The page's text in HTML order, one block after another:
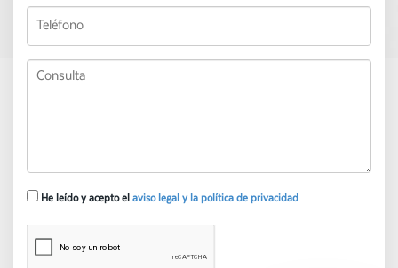
He leído y acepto el aviso legal y la política de privacidad